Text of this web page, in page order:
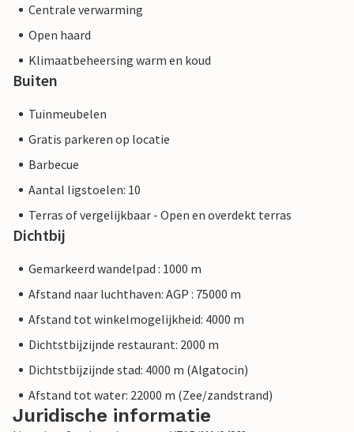
Centrale verwarming
Open haard
Klimaatbeheersing warm en koud
Buiten
Tuinmeubelen
Gratis parkeren op locatie
Barbecue
Aantal ligstoelen: 10
Terras of vergelijkbaar - Open en overdekt terras
Dichtbij
Gemarkeerd wandelpad : 1000 m
Afstand naar luchthaven: AGP : 75000 m
Afstand tot winkelmogelijkheid: 4000 m
Dichtstbijzijnde restaurant: 2000 m
Dichtstbijzijnde stad: 4000 m (Algatocin)
Afstand tot water: 22000 m (Zee/zandstrand)
Juridische informatie